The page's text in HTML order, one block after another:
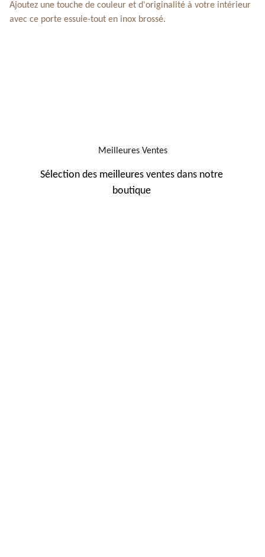
Ajoutez une touche de couleur et d'originalité à votre intérieur
avec ce porte essuie-tout en inox brossé.
Meilleures Ventes
Sélection des meilleures ventes dans notre
boutique